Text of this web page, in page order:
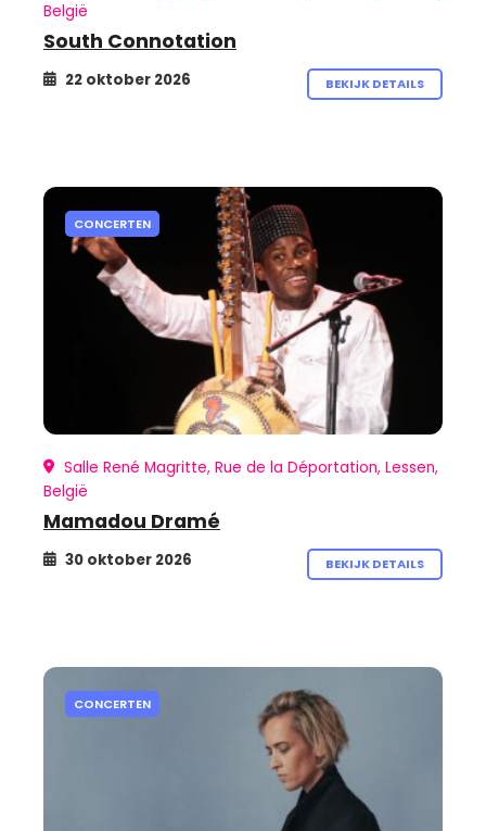
België
South Connotation
22 oktober 2026 BEKIJK DETAILS
CONCERTEN
Salle René Magritte, Rue de la Déportation, Lessen,
België
Mamadou Dramé
30 oktober 2026 BEKIJK DETAILS
CONCERTEN